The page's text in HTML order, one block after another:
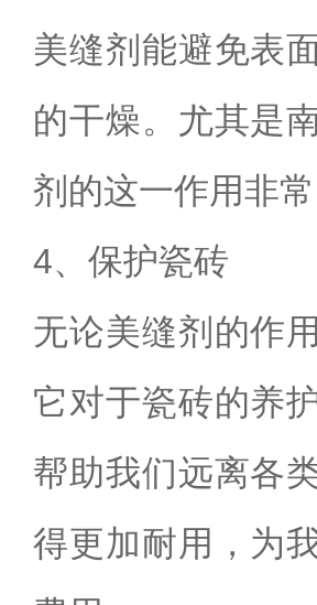
美缝剂能避免表
的干燥。尤其是
剂的这一作用非常
4、保护瓷砖
无论美缝剂的作
它对于瓷砖的养
帮助我们远离各
得更加耐用，为